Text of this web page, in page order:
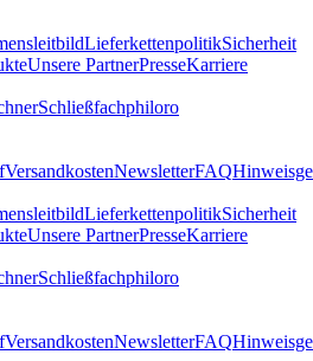
LieferkettenpolitikSicherheit
Unsere PartnerPresseKarriere
Schließfachphiloro
VersandkostenNewsletterFAQ
LieferkettenpolitikSicherheit
Unsere PartnerPresseKarriere
Schließfachphiloro
VersandkostenNewsletterFAQ